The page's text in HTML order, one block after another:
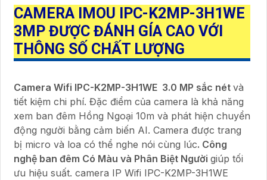
CAMERA IMOU IPC-K2MP-3H1WE
3MP ĐƯỢC ĐÁNH GÍA CAO VỚI
THÔNG SỐ CHẤT LƯỢNG
Camera Wifi IPC-K2MP-3H1WE 3.0 MP sắc nét và
tiết kiệm chi phí. Đặc điểm của camera là khả năng
xem ban đêm Hồng Ngoại 10m và phát hiện chuyển
động người bằng cảm biến AI. Camera được trang
bị micro và loa có thể nghe nói cùng lúc. Công
nghệ ban đêm Có Màu và Phân Biệt Người giúp tối
ưu hiệu suất. camera IP Wifi IPC-K2MP-3H1WE